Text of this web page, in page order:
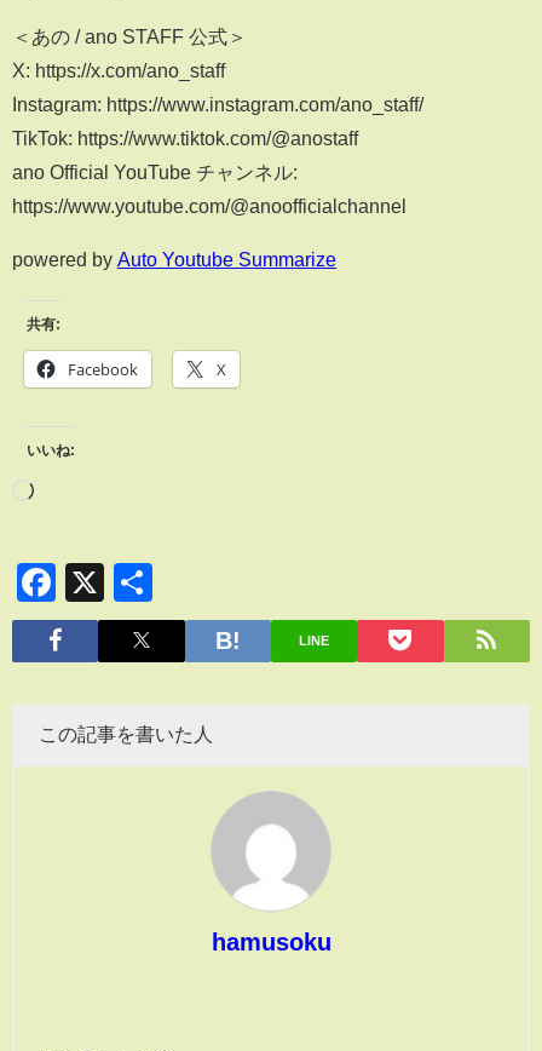
＜あの / ano STAFF 公式＞
X: https://x.com/ano_staff
Instagram: https://www.instagram.com/ano_staff/
TikTok: https://www.tiktok.com/@anostaff
ano Official YouTube チャンネル:
https://www.youtube.com/@anoofficialchannel
powered by Auto Youtube Summarize
共有:
Facebook X
いいね:
Facebook
X
有
LINE
この記事を書いた人
hamusoku